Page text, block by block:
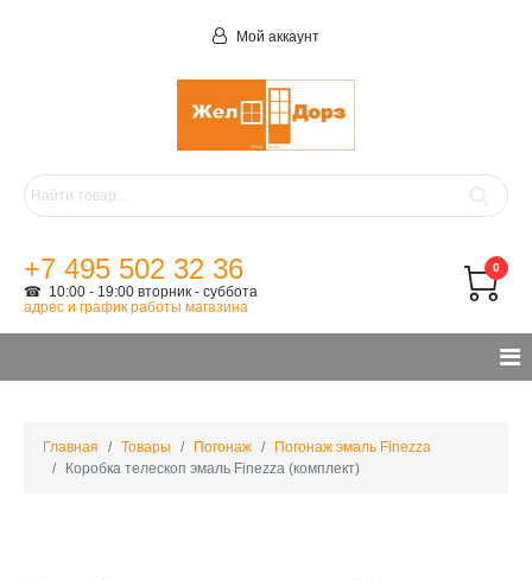
Мой аккаунт
+7 495 502 32 36
☎ 10:00 - 19:00 вторник - суббота
адрес и график работы магазина
0
Главная Товары Погонаж
Погонаж эмаль Finezza
Коробка телескоп эмаль Finezza (комплект)